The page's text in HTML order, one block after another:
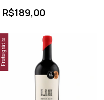
Wine
R$189,00
Frete grátis